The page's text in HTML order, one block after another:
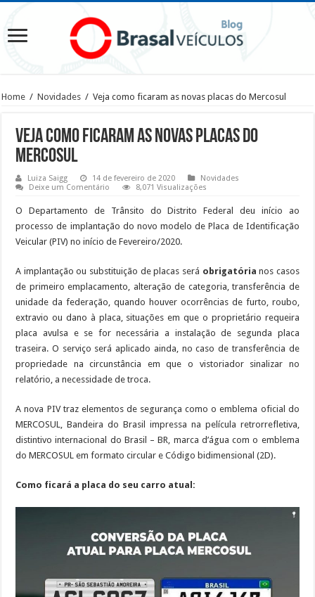
Home / Novidades / Veja como ficaram as novas placas do Mercosul
Veja como ficaram as novas placas do
Mercosul
Luiza Saigg 14 de fevereiro de 2020
Novidades
Deixe um Comentário
8,071 Visualizações
O Departamento de Trânsito do Distrito Federal deu início ao
processo de implantação do novo modelo de Placa de Identificação
Veicular (PIV) no início de Fevereiro/2020.
A implantação ou substituição de placas será obrigatória nos casos
de primeiro emplacamento, alteração de categoria, transferência de
unidade da federação, quando houver ocorrências de furto, roubo,
extravio ou dano à placa, situações em que o proprietário requeira
placa avulsa e se for necessária a instalação de segunda placa
traseira. O serviço será aplicado ainda, no caso de transferência de
propriedade na circunstância em que o vistoriador sinalizar no
relatório, a necessidade de troca.
A nova PIV traz elementos de segurança como o emblema oficial do
MERCOSUL, Bandeira do Brasil impressa na película retrorrefletiva,
distintivo internacional do Brasil – BR, marca d’água com o emblema
do MERCOSUL em formato circular e Código bidimensional (2D).
Como ficará a placa do seu carro atual: